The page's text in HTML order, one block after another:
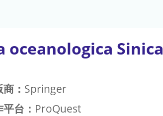
oceanologica Sinica
： Springer
台： ProQuest